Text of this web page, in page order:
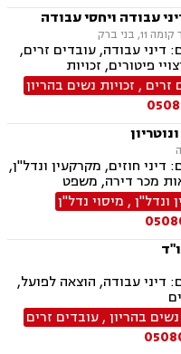
עבודה ויחסי עבודה
עבודה, עובדים זרים,
פיטורים, זכויות
פיטורים שלא כדין, הרעת
העבודה, אפליה
לעמלות ובונוסים,
וקבלנים עצמאיים,
פירוק.
זרים , זכויות נשים בהריון
חוזים, מקרקעין ונדל"ן,
מכר דירה, משפט
מתמשך, ירושות וצוואות,
הסכמי ממון, נזקי גוף
ונדל"ן, מיסוי נדל"ן
עבודה, הוצאה לפועל,
נשים בהריון,עובדים זרים